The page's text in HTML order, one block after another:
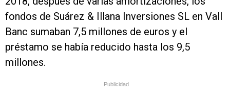
fondos de Suárez & Illana Inversiones SL en Vall
Banc sumaban 7,5 millones de euros y el
préstamo se había reducido hasta los 9,5
millones.
Publicidad